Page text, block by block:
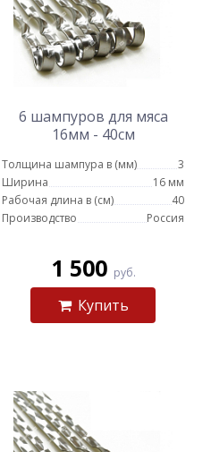
6 шампуров для мяса
16мм - 40см
Толщина шампура в (мм)
3
Ширина
16 мм
Рабочая длина в (см)
40
Производство
Россия
1 500 руб.
Купить